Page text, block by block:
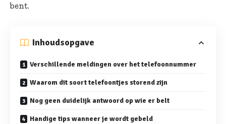
bent.
Inhoudsopgave
Verschillende meldingen over het telefoonnummer
Waarom dit soort telefoontjes storend zijn
Nog geen duidelijk antwoord op wie er belt
Handige tips wanneer je wordt gebeld